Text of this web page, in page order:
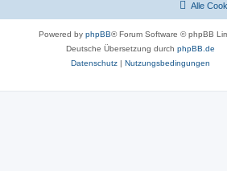
Alle
Powered by phpBB® Forum Software © phpBB
Deutsche Übersetzung durch phpBB.de
Datenschutz | Nutzungsbedingungen